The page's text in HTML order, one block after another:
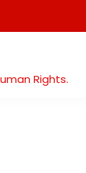
Rights.